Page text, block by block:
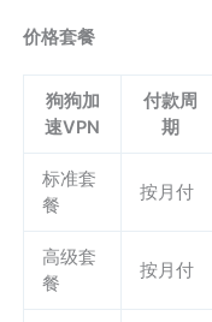
价格套餐
狗狗加
速VPN
付款周
期
标准套
餐
按月付
高级套
餐
按月付